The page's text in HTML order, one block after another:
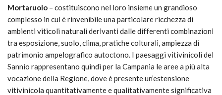
Mortaruolo – costituiscono nel loro insieme un grandioso
complesso in cui è rinvenibile una particolare ricchezza di
ambienti viticoli naturali derivanti dalle differenti combinazioni
tra esposizione, suolo, clima, pratiche colturali, ampiezza di
patrimonio ampelografico autoctono. I paesaggi vitivinicoli del
Sannio rappresentano quindi per la Campania le aree a più alta
vocazione della Regione, dove è presente un’estensione
vitivinicola quantitativamente e qualitativamente significativa